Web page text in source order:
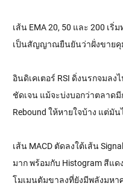
เส้น EMA 20, 50 และ 200 เ
เป็นสัญญาณยืนยันว่าฝั่งขายคุ
อินดิเคเตอร์ RSI ดิ่งนรกจมลง
ชัดเจน แม้จะบ่งบอกว่าตลาด
Rebound ให้หายใจบ้าง แต่มั
เส้น MACD ตัดลงใต้เส้น
มาก พร้อมกับ Histogram สีแ
โมเมนตัมขาลงที่ยังมีพลังมหา